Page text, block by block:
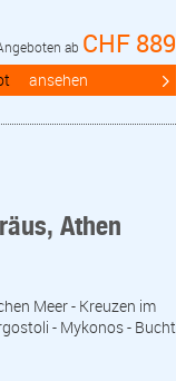
ab CHF 889
ansehen
Athen
Meer - Kreuzen im
- Mykonos - Bucht